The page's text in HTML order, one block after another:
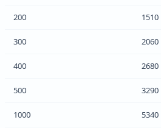
200 1510
300 2060
400 2680
500 3290
1000 5340